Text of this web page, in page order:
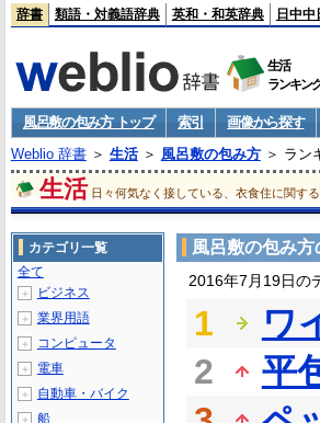
辞書 類語・対義語辞典 英和・和英辞典 日中中
生活
ランキン
風呂敷の包み方 トップ 索引
画像から探す
Weblio 辞書＞ 生活＞ 風呂敷の包み方＞ ラン
生活 日々何気なく接している、衣食住に関す
風呂敷の包み
2016年7月19日の
1
ワ
2
平
カテゴリ一覧
全て
＋ ビジネス
＋ 業界用語
＋ コンピュータ
＋ 電車
＋ 自動車・バイク
＋ 船